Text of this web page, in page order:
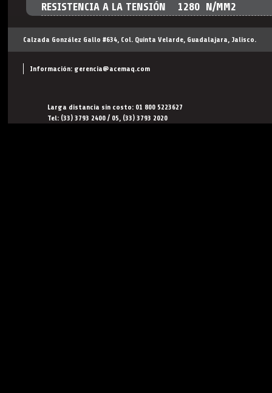
RESISTENCIA A LA TENSIÓN 1280 N/MM2
Calzada González Gallo #634, Col. Quinta Velarde, Guadalajara, Jalisco.
Información: gerencia@acemaq.com
Larga distancia sin costo: 01 800 5223627
Tel: (33) 3793 2400 / 05, (33) 3793 2020